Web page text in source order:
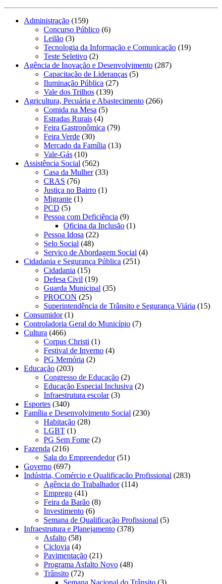
Administração (159)
Concurso Público (6)
Leilão (3)
Tecnologia da Informação e Comunicação (19)
Teste Seletivo (2)
Agência de Inovação e Desenvolvimento (287)
Capacitação de Lideranças (5)
Iluminação Pública (27)
Vale dos Trilhos (139)
Agricultura, Pecuária e Abastecimento (266)
Comida na Mesa (5)
Estradas Rurais (4)
Feira Gastronômica (79)
Feira Verde (30)
Mercado da Família (13)
Vale-Gás (10)
Assistência Social (562)
Casa da Mulher(33)
CRAS (76)
Justiça no Bairro (1)
Migrante (1)
PCD (5)
Pessoa com Deficiência (9)
Oficina da Inclusão (1)
Pessoa Idosa (22)
Selo Social (48)
Serviço de Abordagem Social (4)
Cidadania e Segurança Pública (251)
Cidadania (15)
Defesa Civil (19)
Guarda Municipal (35)
PROCON (25)
Superintendência de Trânsito e Segurança Viária (15)
Consumidor(1)
Controladoria Geral do Município (7)
Cultura (466)
Corpus Christi (1)
Festival de Inverno (4)
PG Memória (2)
Educação (203)
Congresso de Educação (2)
Educação Especial Inclusiva (2)
Infraestrutura escolar(3)
Esportes (340)
Família e Desenvolvimento Social (230)
Habitação (28)
LGBT (1)
PG Sem Fome (2)
Fazenda (216)
Sala do Empreendedor(51)
Governo (697)
Indústria, Comércio e Qualificação Profissional (283)
Agência do Trabalhador(114)
Emprego (41)
Feira da Barão (8)
Investimento (6)
Semana de Qualificação Profissional (5)
Infraestrutura e Planejamento (378)
Asfalto (58)
Ciclovia (4)
Pavimentação (21)
Programa Asfalto Novo (48)
Trânsito (72)